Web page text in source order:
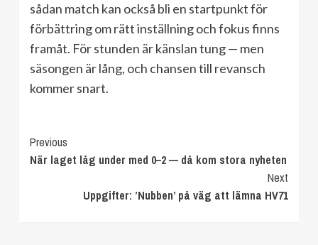
sådan match kan också bli en startpunkt för
förbättring om rätt inställning och fokus finns
framåt. För stunden är känslan tung — men
säsongen är lång, och chansen till revansch
kommer snart.
Continue
Reading
Previous
När laget låg under med 0–2 — då kom stora nyheten
Next
Uppgifter: ’Nubben’ på väg att lämna HV71